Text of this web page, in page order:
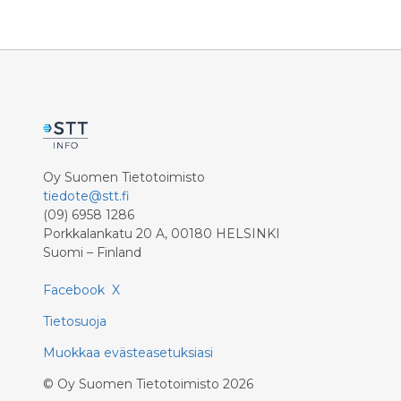
Oy Suomen Tietotoimisto
tiedote@stt.fi
(09) 6958 1286
Porkkalankatu 20 A, 00180 HELSINKI
Suomi – Finland
Facebook X
Tietosuoja
Muokkaa evästeasetuksiasi
© Oy Suomen Tietotoimisto 2026